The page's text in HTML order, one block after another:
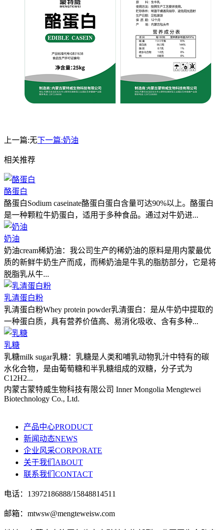
上一篇:无下一篇:奶油
相关推荐
酪蛋白
酪蛋白Sodium caseinate酪蛋白蛋白含量可达90%以上。酪蛋白
是一种颗粒牛奶蛋白，适用于多种食品。通过对牛奶进...
奶油
奶油cream稀奶油：我公司生产的稀奶油的原料是用内蒙最优
质的新鲜牛奶生产而成，而稀奶油是牛乳的脂肪部分，它是将
脱脂乳从牛...
乳清蛋白粉
乳清蛋白粉Whey protein powder乳清蛋白：是从牛奶中提取的
一种蛋白质，具有营养价值高、易消化吸收、含有多种...
乳糖
乳糖milk sugar乳糖：乳糖是人类和哺乳动物乳汁中特有的碳
水化合物，是由葡萄糖和半乳糖组成的双糖，分子式为
C12H2...
内蒙古蒙特威生物科技有限公司 Inner Mongolia Mengtewei
Biotechnology Co., Ltd.
产品中心PRODUCT
新闻动态NEWS
企业风采CORPORATE
关于我们ABOUT
联系我们CONTACT
电话：13972186888/15848814511
邮箱：mtwsw@mengteweisw.com